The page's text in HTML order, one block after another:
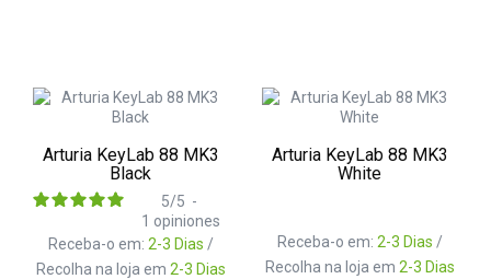
Arturia KeyLab 88 MK3
Black
Receba-o em: 2-3 Dias /
Recolha na loja em 2-3 Dias
5/5 -
1 opiniones
Arturia KeyLab 88 MK3
White
Receba-o em: 2-3 Dias /
Recolha na loja em 2-3 Dias